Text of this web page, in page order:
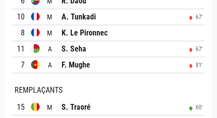
10
M A. Tunkadi 67'
8 M
K. Le Pironnec
11
A S. Seha 67'
7 A F. Mughe 81'
REMPLAÇANTS
15
M S. Traoré 60'